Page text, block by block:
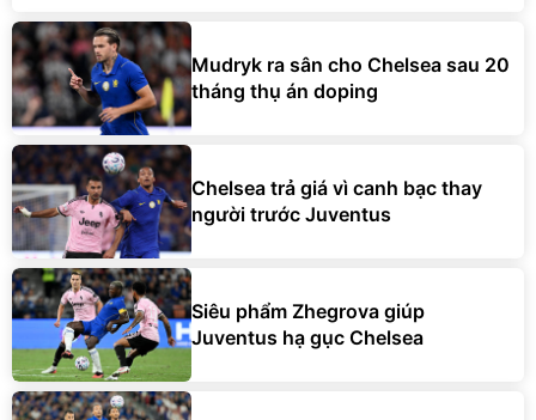
Mudryk ra sân cho Chelsea sau 20
tháng thụ án doping
Chelsea trả giá vì canh bạc thay
người trước Juventus
Siêu phẩm Zhegrova giúp
Juventus hạ gục Chelsea